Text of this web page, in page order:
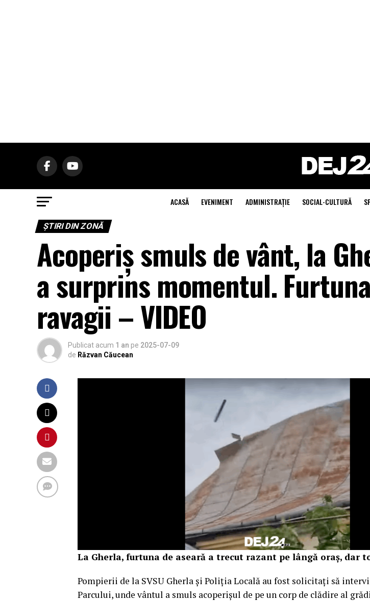
ACASĂ EVENIMENT ADMINISTRAŢIE SOCIAL-CULTURĂ
ŞTIRI DIN ZONĂ
Acoperiș smuls de vânt, la
a surprins momentul.
ravagii – VIDEO
Publicat acum 1 an pe 2025-07-09
de Răzvan Căucean
La Gherla, furtuna de aseară a trecut razant pe lângă oraș, dar
Pompierii de la SVSU Gherla și Poliția Locală au fost solicitați să
Parcului, unde vântul a smuls acoperișul de pe un corp de clădire al